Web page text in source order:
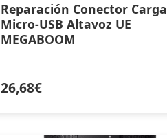
Reparación Conector Carga
Micro-USB Altavoz UE
MEGABOOM
26,68€